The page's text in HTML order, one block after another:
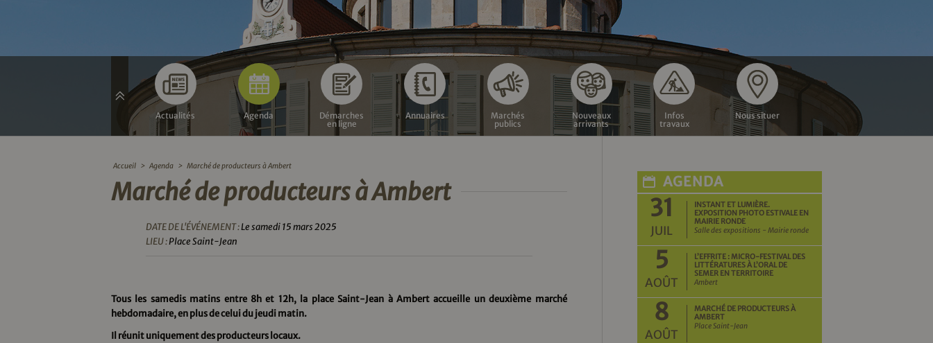
Actualités Agenda
Démarches
en ligne
Annuaires
Marchés
publics
Nouveaux
arrivants
Infos
travaux
Nous situer
Accueil > Agenda > Marché de producteurs à Ambert
Marché de producteurs à Ambert
DATE DE L'ÉVÉNEMENT :Le samedi 15 mars 2025
LIEU :Place Saint-Jean
Tous les samedis matins entre 8h et 12h, la place Saint-Jean à Ambert accueille un deuxième marché
hebdomadaire, en plus de celui du jeudi matin.
Il réunit uniquement des producteurs locaux.
AGENDA
31
JUIL
INSTANT ET LUMIÈRE.
EXPOSITION PHOTO ESTIVALE EN
MAIRIE RONDE
Salle des expositions - Mairie ronde
5
AOÛT
L’EFFRITE : MICRO-FESTIVAL DES
LITTÉRATURES À L’ORAL DE
SEMER EN TERRITOIRE
Ambert
8
AOÛT
MARCHÉ DE PRODUCTEURS À
AMBERT
Place Saint-Jean